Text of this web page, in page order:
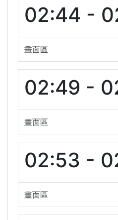
02:44 -
畫面區
02:49 -
畫面區
02:53 -
畫面區